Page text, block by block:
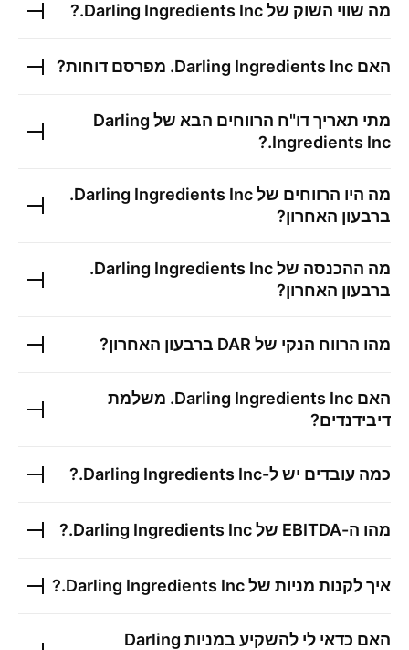
מה שווי השוק שלDarling Ingredients Inc.
?
האם Darling Ingredients Inc. מפרסם דוחות?
מתי תאריך דו"ח הרווחים הבא של Darling
Ingredients Inc.
?
מה היו הרווחים שלDarling Ingredients Inc.
ברבעון האחרון?
מה ההכנסה שלDarling Ingredients Inc.
ברבעון האחרון?
מהו הרווח הנקי של DAR ברבעון האחרון?
האם Darling Ingredients Inc. משלמת
דיבידנדים?
כמה עובדים יש ל-Darling Ingredients Inc.
?
מהו ה-EBITDA של Darling Ingredients Inc.
?
איך לקנות מניות שלDarling Ingredients Inc.
?
האם כדאי לי להשקיע במניות Darling